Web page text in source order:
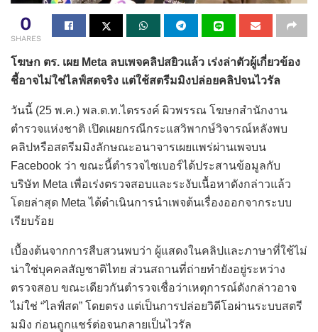
0
SHARES
โฆษก ตร. เผย Meta ลบเพจคลิปสยิวแล้ว เร่งล่าตัวผู้เกี่ยวข้อง
ชี้อาจไม่ใช่ไลฟ์สดจริง แต่ใช้สตรีมมิงปล่อยคลิปจนไวรัล
วันนี้ (25 พ.ค.) พล.ต.ท.ไตรรงค์ ผิวพรรณ โฆษกสำนักงาน
ตำรวจแห่งชาติ เปิดเผยกรณีกระแสวิพากษ์วิจารณ์หลังพบ
คลิปหรือสตรีมมิงลักษณะอนาจารเผยแพร่ผ่านเพจบน
Facebook ว่า ขณะนี้ตำรวจไซเบอร์ได้ประสานข้อมูลกับ
บริษัท Meta เพื่อเร่งตรวจสอบและระงับเนื้อหาดังกล่าวแล้ว
โดยล่าสุด Meta ได้ดำเนินการนำเพจต้นเรื่องออกจากระบบ
เรียบร้อย
เบื้องต้นจากการสืบสวนพบว่า ผู้แสดงในคลิปและภาษาที่ใช้ไม่
น่าใช่บุคคลสัญชาติไทย ส่วนสถานที่ถ่ายทำยังอยู่ระหว่าง
ตรวจสอบ ขณะเดียวกันตำรวจเชื่อว่าเหตุการณ์ดังกล่าวอาจ
ไม่ใช่ “ไลฟ์สด” โดยตรง แต่เป็นการปล่อยวิดีโอผ่านระบบสตรี
มมิง ก่อนถูกแชร์ต่อจนกลายเป็นไวรัล